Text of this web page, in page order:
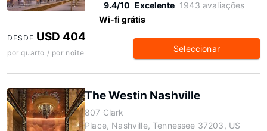
9.4/10 Excelente 1943 avaliações
Wi-fi grátis
DESDE USD 404
por quarto / por noite Seleccionar
The Westin Nashville
807 Clark
Place, Nashville, Tennessee 37203, US